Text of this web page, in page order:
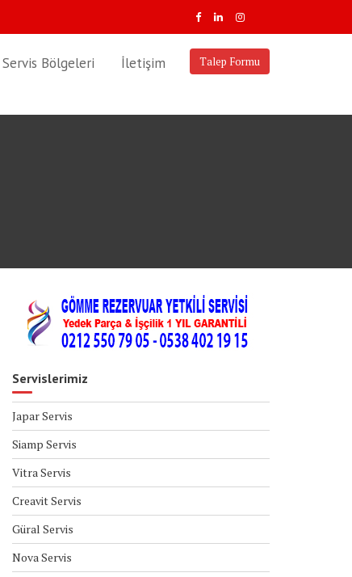
Talep Formu
Servis Bölgeleri İletişim
Servislerimiz
Japar Servis
Siamp Servis
Vitra Servis
Creavit Servis
Güral Servis
Nova Servis